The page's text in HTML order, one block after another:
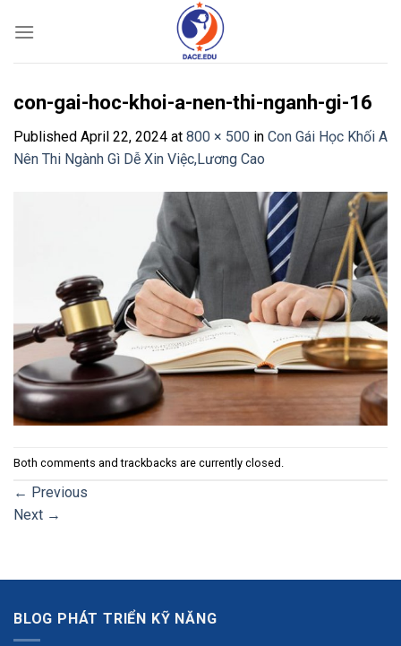
con-gai-hoc-khoi-a-nen-thi-nganh-gi-16
Published April 22, 2024 at 800 × 500 in Con Gái Học Khối A
Nên Thi Ngành Gì Dễ Xin Việc,Lương Cao
Both comments and trackbacks are currently closed.
← Previous
Next →
BLOG PHÁT TRIỂN KỸ NĂNG